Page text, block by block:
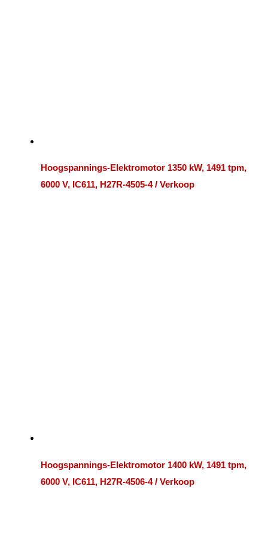
Hoogspannings-Elektromotor 1350 kW, 1491 tpm,
6000 V, IC611, H27R-4505-4 / Verkoop
Hoogspannings-Elektromotor 1400 kW, 1491 tpm,
6000 V, IC611, H27R-4506-4 / Verkoop